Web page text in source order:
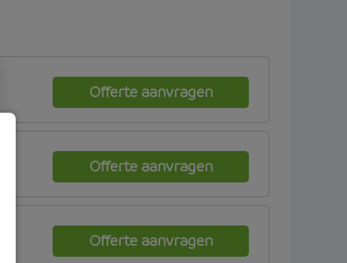
Offerte aanvragen
Offerte aanvragen
Offerte aanvragen